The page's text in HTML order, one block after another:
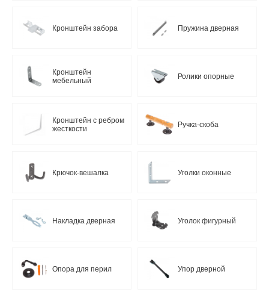
Кронштейн забора Пружина дверная
Кронштейн
мебельный
Ролики опорные
Кронштейн с ребром
жесткости
Ручка-скоба
Крючок-вешалка Уголки оконные
Накладка дверная Уголок фигурный
Опора для перил Упор дверной